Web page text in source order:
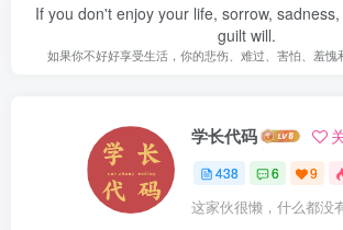
If you don't enjoy your life, sorrow,
guilt will.
如果你不好好享受生活，你的悲伤、难过、害怕、羞愧
学长代码
438 6 9
这家伙很懒，什么都没